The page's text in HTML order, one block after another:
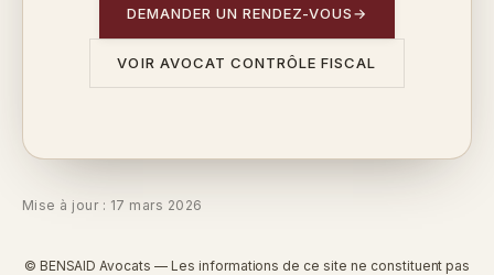
DEMANDER UN RENDEZ-VOUS→
VOIR AVOCAT CONTRÔLE FISCAL
Mise à jour : 17 mars 2026
© BENSAID Avocats — Les informations de ce site ne constituent pas